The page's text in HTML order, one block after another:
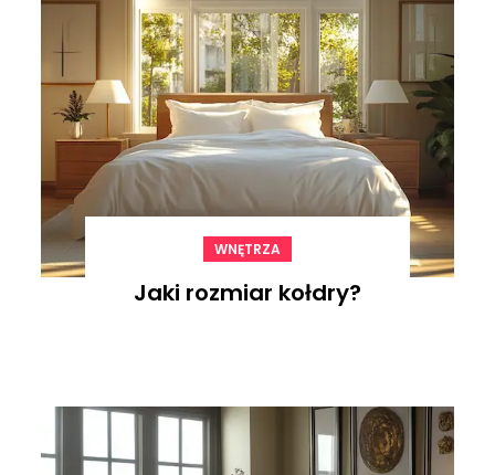
WNĘTRZA
Jaki rozmiar kołdry?